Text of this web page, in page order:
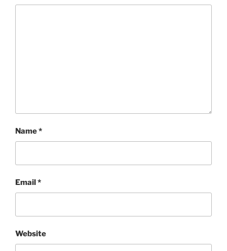
Name*
Email*
Website